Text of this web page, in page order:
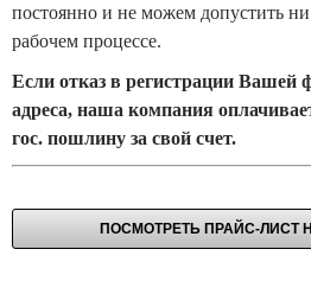
постоянно и не можем допустить
рабочем процессе.
Если отказ в регистрации Вашей
адреса, наша компания
гос. пошлину за свой счет.
ПОСМОТРЕТЬ ПРАЙС-ЛИСТ